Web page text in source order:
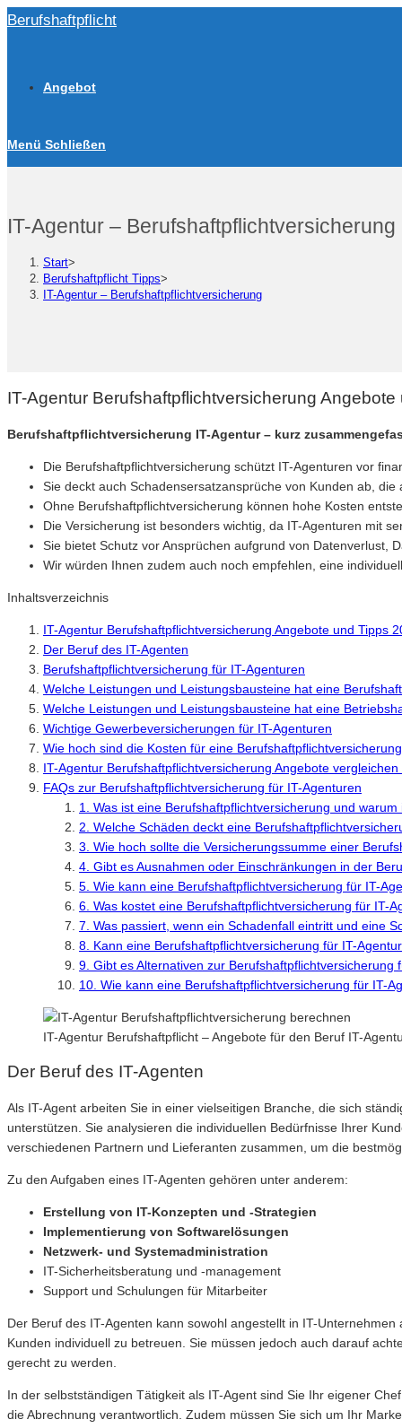
Zum
Berufshaftpflicht
Angebot
Menü Schließen
IT-Agentur – Berufshaftpflichtversicherung
Start>
Berufshaftpflicht Tipps>
IT-Agentur – Berufshaftpflichtversicherung
IT-Agentur Berufshaftpflichtversicherung
Berufshaftpflichtversicherung IT-Agentur – kurz
Die Berufshaftpflichtversicherung schützt IT-Agenturen vor
Sie deckt auch Schadensersatzansprüche von Kunden ab,
Ohne Berufshaftpflichtversicherung können hohe Kosten
Die Versicherung ist besonders wichtig, da IT-Agenturen mit
Sie bietet Schutz vor Ansprüchen aufgrund von Datenverlust,
Wir würden Ihnen zudem auch noch empfehlen, eine
Inhaltsverzeichnis
IT-Agentur Berufshaftpflichtversicherung Angebote und Tipps
Der Beruf des IT-Agenten
Berufshaftpflichtversicherung für IT-Agenturen
Welche Leistungen und Leistungsbausteine hat eine
Welche Leistungen und Leistungsbausteine hat eine
Wichtige Gewerbeversicherungen für IT-Agenturen
Wie hoch sind die Kosten für eine
IT-Agentur Berufshaftpflichtversicherung Angebote
FAQs zur Berufshaftpflichtversicherung für IT-Agenturen
1. Was ist eine Berufshaftpflichtversicherung und
2. Welche Schäden deckt eine
3. Wie hoch sollte die Versicherungssumme einer
4. Gibt es Ausnahmen oder Einschränkungen in der
5. Wie kann eine Berufshaftpflichtversicherung für IT-
6. Was kostet eine Berufshaftpflichtversicherung für IT-
7. Was passiert, wenn ein Schadenfall eintritt und eine
8. Kann eine Berufshaftpflichtversicherung für IT-
9. Gibt es Alternativen zur Berufshaftpflichtversicherung
10. Wie kann eine Berufshaftpflichtversicherung für IT-
IT-Agentur Berufshaftpflicht – Angebote für den Beruf IT-
Der Beruf des IT-Agenten
Als IT-Agent arbeiten Sie in einer vielseitigen Branche, die sich
unterstützen. Sie analysieren die individuellen Bedürfnisse Ihrer
verschiedenen Partnern und Lieferanten zusammen, um die
Zu den Aufgaben eines IT-Agenten gehören unter anderem:
Erstellung von IT-Konzepten und -Strategien
Implementierung von Softwarelösungen
Netzwerk- und Systemadministration
IT-Sicherheitsberatung und -management
Support und Schulungen für Mitarbeiter
Der Beruf des IT-Agenten kann sowohl angestellt in IT-
Kunden individuell zu betreuen. Sie müssen jedoch auch darauf
gerecht zu werden.
In der selbstständigen Tätigkeit als IT-Agent sind Sie Ihr eigener
die Abrechnung verantwortlich. Zudem müssen Sie sich um Ihr